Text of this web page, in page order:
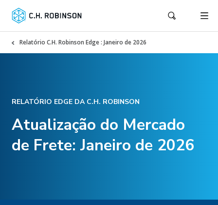
Relatório C.H. Robinson Edge : Janeiro de 2026
RELATÓRIO EDGE DA C.H. ROBINSON
Atualização do Mercado
de Frete: Janeiro de 2026